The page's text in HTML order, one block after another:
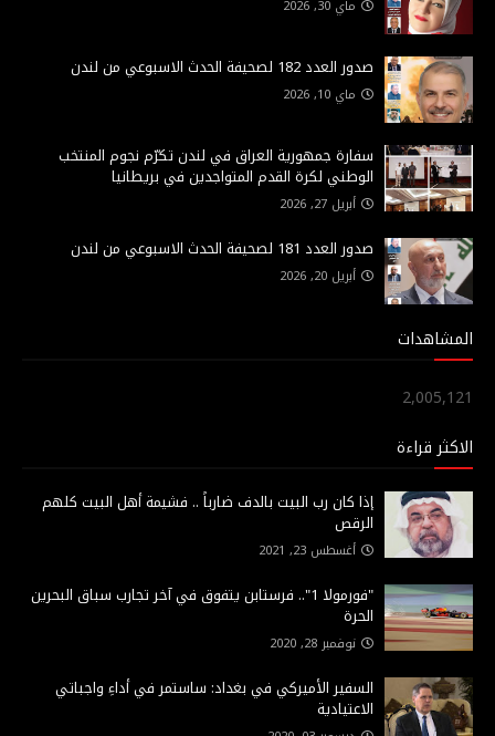
ماي 30, 2026
صدور العدد 182 لصحيفة الحدث الاسبوعي من لندن
ماي 10, 2026
سفارة جمهورية العراق في لندن تكرّم نجوم المنتخب
الوطني لكرة القدم المتواجدين في بريطانيا
أبريل 27, 2026
صدور العدد 181 لصحيفة الحدث الاسبوعي من لندن
أبريل 20, 2026
المشاهدات
2,005,121
الاكثر قراءة
إذا كان رب البيت بالدف ضارباً .. فشيمة أهل البيت كلهم
الرقص
أغسطس 23, 2021
"فورمولا 1".. فرستابن يتفوق في آخر تجارب سباق البحرين
الحرة
نوفمبر 28, 2020
السفير الأميركي في بغداد: ساستمر في أداءِ واجباتي
الاعتيادية